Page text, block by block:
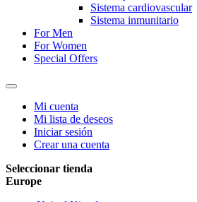
Sistema cardiovascular
Sistema inmunitario
For Men
For Women
Special Offers
Mi cuenta
Mi lista de deseos
Iniciar sesión
Crear una cuenta
Seleccionar tienda
Europe